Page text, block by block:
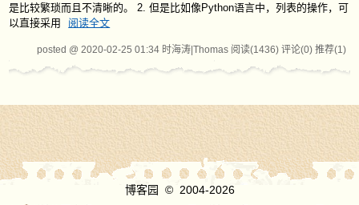
是比较繁琐而且不清晰的。 2. 但是比如像Python语言中，列表的操作，可
以直接采用
阅读全文
posted @ 2020-02-25 01:34 时海涛|Thomas 阅读(1436) 评论(0) 推荐(1)
博客园
© 2004-2026